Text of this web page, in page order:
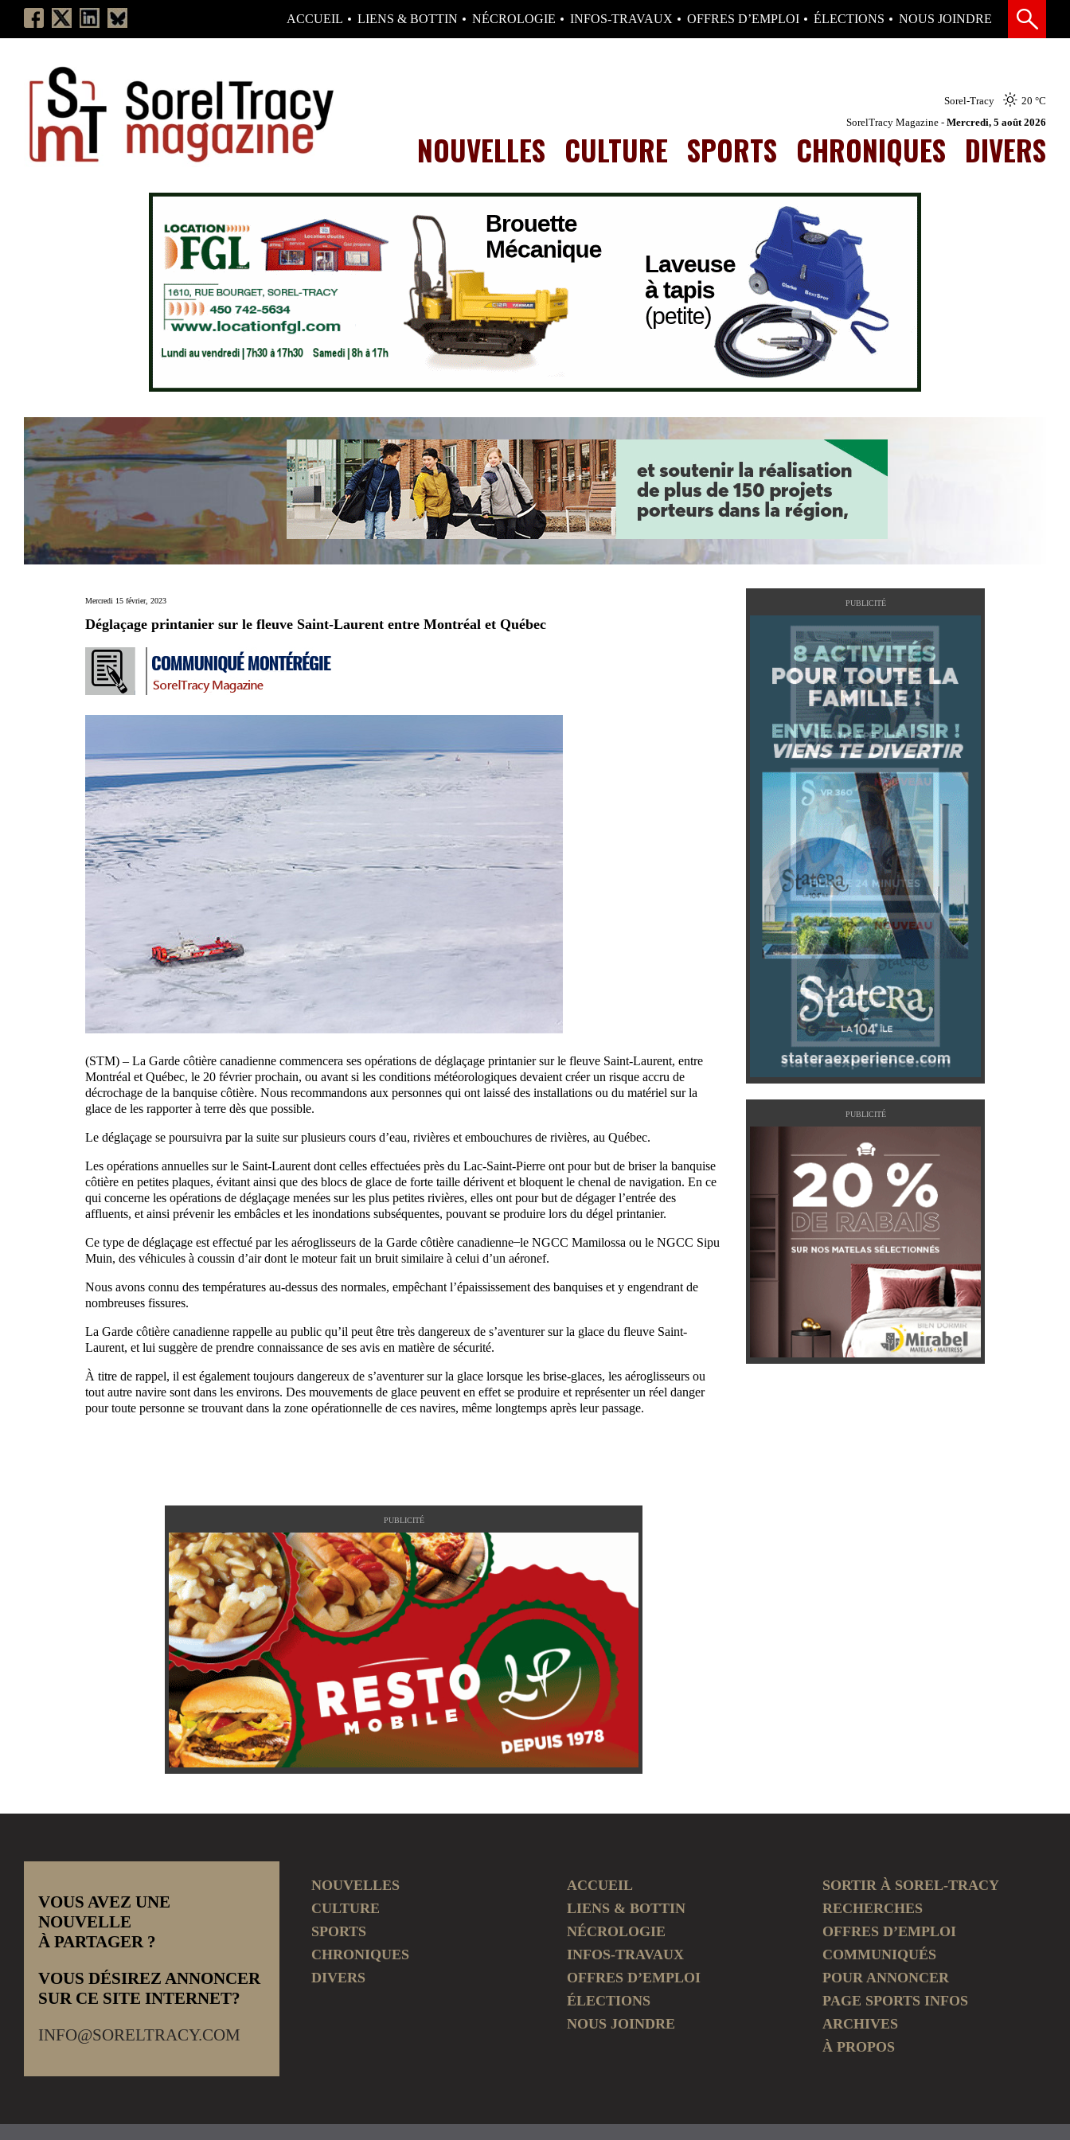
ACCUEIL LIENS & BOTTIN NÉCROLOGIE INFOS-TRAVAUX OFFRES D’EMPLOI ÉLECTIONS NOUS JOINDRE
Sorel-Tracy 20 °C
SorelTracy Magazine - Mercredi, 5 août 2026
NOUVELLES CULTURE SPORTS CHRONIQUES DIVERS
Mercredi 15 février, 2023
Déglaçage printanier sur le fleuve Saint-Laurent entre Montréal et Québec
(STM) – La Garde côtière canadienne commencera ses opérations de déglaçage printanier sur le fleuve Saint-Laurent, entre
Montréal et Québec, le 20 février prochain, ou avant si les conditions météorologiques devaient créer un risque accru de
décrochage de la banquise côtière. Nous recommandons aux personnes qui ont laissé des installations ou du matériel sur la
glace de les rapporter à terre dès que possible.
Le déglaçage se poursuivra par la suite sur plusieurs cours d’eau, rivières et embouchures de rivières, au Québec.
Les opérations annuelles sur le Saint-Laurent dont celles effectuées près du Lac-Saint-Pierre ont pour but de briser la banquise
côtière en petites plaques, évitant ainsi que des blocs de glace de forte taille dérivent et bloquent le chenal de navigation. En ce
qui concerne les opérations de déglaçage menées sur les plus petites rivières, elles ont pour but de dégager l’entrée des
affluents, et ainsi prévenir les embâcles et les inondations subséquentes, pouvant se produire lors du dégel printanier.
Ce type de déglaçage est effectué par les aéroglisseurs de la Garde côtière canadienne ̶ le NGCC Mamilossa ou le NGCC Sipu
Muin, des véhicules à coussin d’air dont le moteur fait un bruit similaire à celui d’un aéronef.
Nous avons connu des températures au-dessus des normales, empêchant l’épaississement des banquises et y engendrant de
nombreuses fissures.
La Garde côtière canadienne rappelle au public qu’il peut être très dangereux de s’aventurer sur la glace du fleuve Saint-
Laurent, et lui suggère de prendre connaissance de ses avis en matière de sécurité.
À titre de rappel, il est également toujours dangereux de s’aventurer sur la glace lorsque les brise-glaces, les aéroglisseurs ou
tout autre navire sont dans les environs. Des mouvements de glace peuvent en effet se produire et représenter un réel danger
pour toute personne se trouvant dans la zone opérationnelle de ces navires, même longtemps après leur passage.
PUBLICITÉ
PUBLICITÉ
PUBLICITÉ
VOUS AVEZ UNE
NOUVELLE
À PARTAGER ?
VOUS DÉSIREZ ANNONCER
SUR CE SITE INTERNET?
INFO@SORELTRACY.COM
NOUVELLES
CULTURE
SPORTS
CHRONIQUES
DIVERS
ACCUEIL
LIENS & BOTTIN
NÉCROLOGIE
INFOS-TRAVAUX
OFFRES D’EMPLOI
ÉLECTIONS
NOUS JOINDRE
SORTIR À SOREL-TRACY
RECHERCHES
OFFRES D’EMPLOI
COMMUNIQUÉS
POUR ANNONCER
PAGE SPORTS INFOS
ARCHIVES
À PROPOS